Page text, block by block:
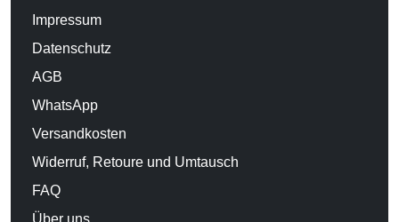
Impressum
Datenschutz
AGB
WhatsApp
Versandkosten
Widerruf, Retoure und Umtausch
FAQ
Über uns